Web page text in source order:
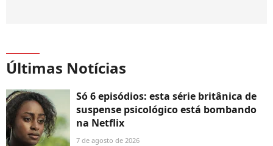
Últimas Notícias
Só 6 episódios: esta série britânica de
suspense psicológico está bombando
na Netflix
7 de agosto de 2026